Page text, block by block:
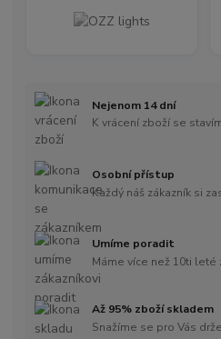
Nejenom 14 dní
K vrácení zboží se
Osobní přístup
Každý náš zákazník si
Umíme poradit
Máme více než 10ti leté
Až 95% zboží skladem
Snažíme se pro Vás